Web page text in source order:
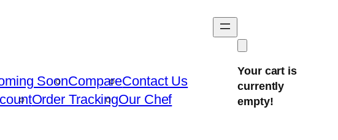
SoonCompareContact Us
Order TrackingOur Chef
Your cart is
currently
empty!